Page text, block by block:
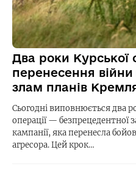
Два роки Курської
перенесення
злам планів
Сьогодні виповнюється два
операції — безпрецедентної
кампанії, яка перенесла
агресора. Цей крок…